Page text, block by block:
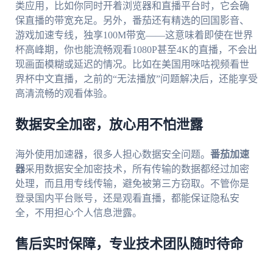
类应用，比如你同时开着浏览器和直播平台时，它会确
保直播的带宽充足。另外，番茄还有精选的回国影音、
游戏加速专线，独享100M带宽——这意味着即使在世界
杯高峰期，你也能流畅观看1080P甚至4K的直播，不会出
现画面模糊或延迟的情况。比如在美国用咪咕视频看世
界杯中文直播，之前的“无法播放”问题解决后，还能享受
高清流畅的观看体验。
数据安全加密，放心用不怕泄露
海外使用加速器，很多人担心数据安全问题。 番茄加速
器采用数据安全加密技术，所有传输的数据都经过加密
处理，而且用专线传输，避免被第三方窃取。不管你是
登录国内平台账号，还是观看直播，都能保证隐私安
全，不用担心个人信息泄露。
售后实时保障，专业技术团队随时待命